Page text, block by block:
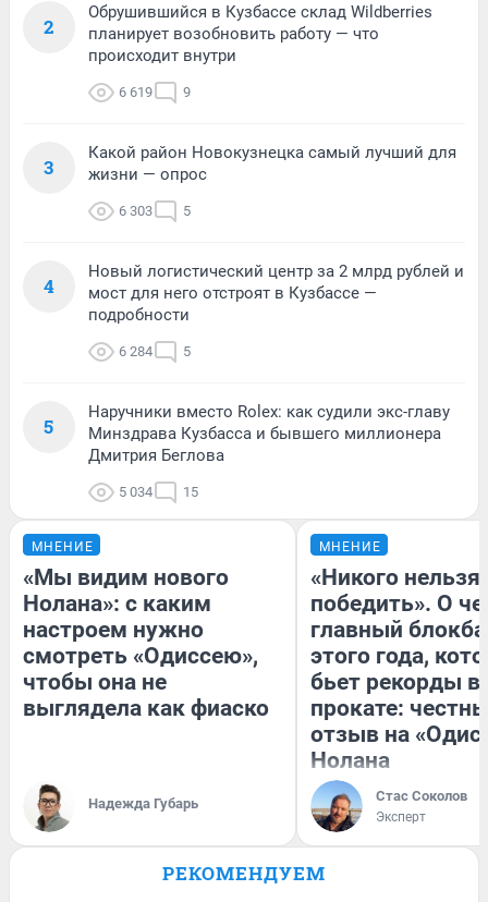
2
Обрушившийся в Кузбассе склад Wildberries
планирует возобновить работу — что
происходит внутри
6 619 9
3
Какой район Новокузнецка самый лучший для
жизни — опрос
6 303 5
4
Новый логистический центр за 2 млрд рублей и
мост для него отстроят в Кузбассе —
подробности
6 284 5
5
Наручники вместо Rolex: как судили экс-главу
Минздрава Кузбасса и бывшего миллионера
Дмитрия Беглова
5 034 15
МНЕНИЕ
«Мы видим нового
Нолана»: с каким
настроем нужно
смотреть «Одиссею»,
чтобы она не
выглядела как фиаско
Надежда Губарь
МНЕНИЕ
«Никого нельзя
победить». О
главный
этого года,
бьет рекорды в
прокате:
отзыв на
Нолана
Стас Соколов
Эксперт
РЕКОМЕНДУЕМ